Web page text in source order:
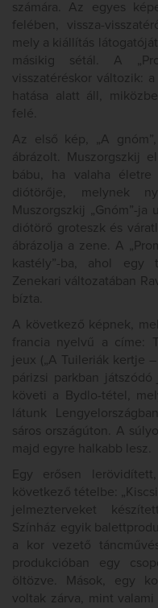
számára. Az egyes
felében, vissza-
mely a kiállítás
másikig sétál. A
visszatéréskor változik:
hatása alatt áll,
felé.
Az első kép, „A
ábrázolt. Muszorgszkij
bábu, ha valaha
diótörője, melynek
Muszorgszkij „Gnóm”-
diótörő groteszk és
ábrázolja a zene. A
kastély”-ba, ahol egy
Zenekari változatában
bízta.
A következő képnek,
francia nyelvű a címe:
jeux („A Tuileriák kertje
párizsi parkban
követi a Bydlo-tétel,
látunk
sáros országúton. A
majd egyre halkabb lesz.
Egy erősen
következő tételbe:
jelmezterveket
Színház egyik
a kor vezető
produkcióban egy
öltözve. Mások, egy
voltak zárva, mint